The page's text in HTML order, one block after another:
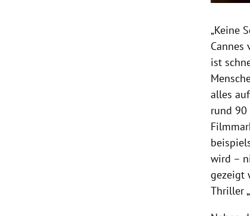
„Keine
ist
alles
rund 90
wird –
gezeigt
Thriller